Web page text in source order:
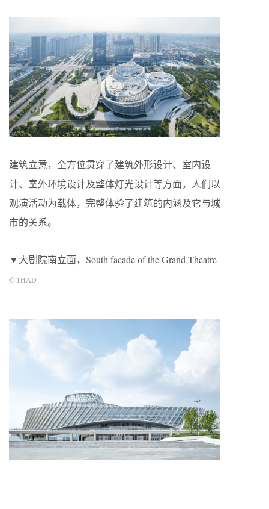
建筑立意，全方位贯穿了建筑外形设计、室内设
计、室外环境设计及整体灯光设计等方面，人们以
观演活动为载体，完整体验了建筑的内涵及它与城
市的关系。
▼大剧院南立面，South facade of the Grand Theatre
© THAD